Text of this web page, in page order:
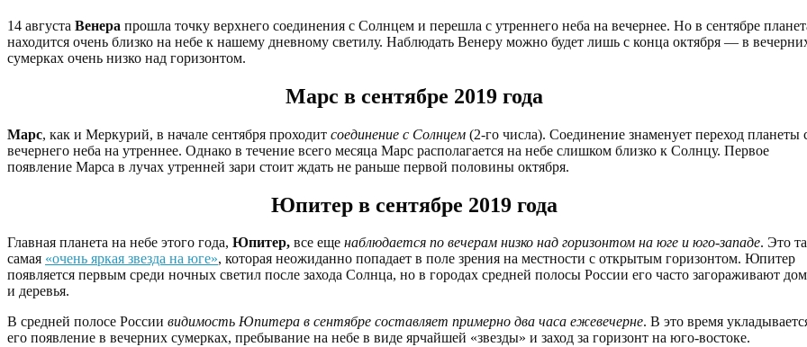
14 августа Венера прошла точку верхнего соединения с Солнцем и перешла с утреннего неба на вечернее. Но в сентябре
находится очень близко на небе к нашему дневному светилу. Наблюдать Венеру можно будет лишь с конца октября — в
сумерках очень низко над горизонтом.
Марс в сентябре 2019 года
Марс, как и Меркурий, в начале сентября проходит соединение с Солнцем (2-го числа). Соединение знаменует переход планеты
вечернего неба на утреннее. Однако в течение всего месяца Марс располагается на небе слишком близко к Солнцу. Первое
появление Марса в лучах утренней зари стоит ждать не раньше первой половины октября.
Юпитер в сентябре 2019 года
Главная планета на небе этого года, Юпитер, все еще наблюдается по вечерам низко над горизонтом на юге и юго-западе. Это та
самая «очень яркая звезда на юге», которая неожиданно попадает в поле зрения на местности с открытым горизонтом. Юпитер
появляется первым среди ночных светил после захода Солнца, но в городах средней полосы России его часто загораживают
и деревья.
В средней полосе России видимость Юпитера в сентябре составляет примерно два часа ежевечерне. В это время
его появление в вечерних сумерках, пребывание на небе в виде ярчайшей «звезды» и заход за горизонт на юго-востоке.